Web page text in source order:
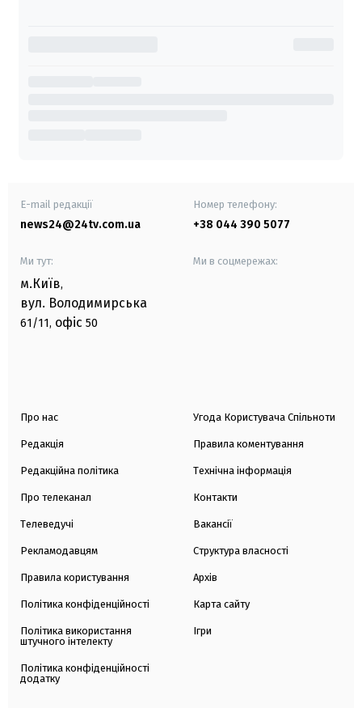
E-mail редакції
news24@24tv.com.ua
Номер телефону:
+38 044 390 5077
Ми тут:
м.Київ,
вул. Володимирська
61/11, офіс 50
Ми в соцмережах:
Про нас
Редакція
Редакційна політика
Про телеканал
Телеведучі
Рекламодавцям
Правила користування
Політика конфіденційності
Політика використання
штучного інтелекту
Політика конфіденційності
додатку
Угода Користувача Спільноти
Правила коментування
Технічна інформація
Контакти
Вакансії
Структура власності
Архів
Карта сайту
Ігри